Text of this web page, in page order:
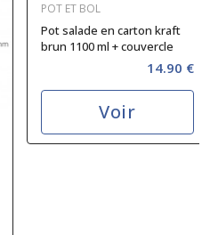
POT ET BOL
Pot salade en carton kraft
brun 1100 ml + couvercle
14.90 €
Voir